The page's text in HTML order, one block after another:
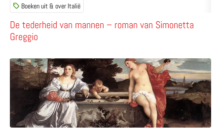
De tederheid van mannen – roman van Simonetta
Greggio
Boeken uit & over Italië
Lees meer over Titiaans Amor sacro e Amor profano –